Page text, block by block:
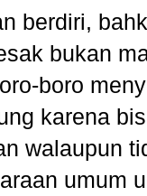
berdiri,
bukan
boro
karena
walaupun
umum